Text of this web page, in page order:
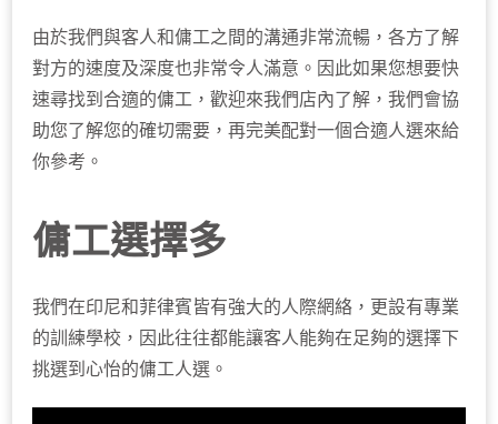
由於我們與客人和傭工之間的溝通非常流暢，各方了解
對方的速度及深度也非常令人滿意。因此如果您想要快
速尋找到合適的傭工，歡迎來我們店內了解，我們會協
助您了解您的確切需要，再完美配對一個合適人選來給
你參考。
傭工選擇多
我們在印尼和菲律賓皆有強大的人際網絡，更設有專業
的訓練學校，因此往往都能讓客人能夠在足夠的選擇下
挑選到心怡的傭工人選。